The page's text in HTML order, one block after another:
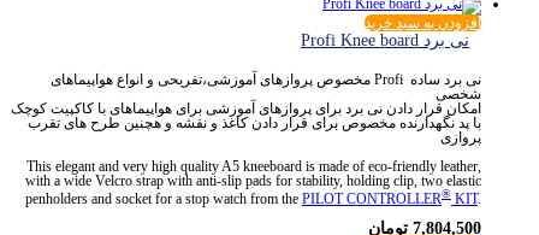
افزودن به سبد خرید
نی برد Profi Knee board
نی برد ساده Profi مخصوص پروازهای آموزشی،تفریحی و انواع هواپیماهای
شخصی
امکان قرار دادن نی برد برای پروازهای آموزشی برای هواپیماهای با کاکپیت کوچک
با پد نگهدارنده مخصوص برای قرار دادن کاغذ و نقشه و هچنین طرح های تقرب
پروازی
This elegant and very high quality A5 kneeboard is made of eco-friendly leather,
with a wide Velcro strap with anti-slip pads for stability, holding clip, two elastic
penholders and socket for a stop watch from the PILOT CONTROLLER® KIT.
7,804,500 تومان